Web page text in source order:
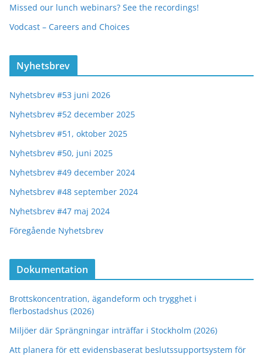
Missed our lunch webinars? See the recordings!
Vodcast – Careers and Choices
Nyhetsbrev
Nyhetsbrev #53 juni 2026
Nyhetsbrev #52 december 2025
Nyhetsbrev #51, oktober 2025
Nyhetsbrev #50, juni 2025
Nyhetsbrev #49 december 2024
Nyhetsbrev #48 september 2024
Nyhetsbrev #47 maj 2024
Föregående Nyhetsbrev
Dokumentation
Brottskoncentration, ägandeform och trygghet i
flerbostadshus (2026)
Miljöer där Sprängningar inträffar i Stockholm (2026)
Att planera för ett evidensbaserat beslutssupportsystem för